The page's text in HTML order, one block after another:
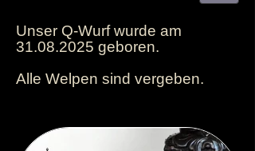
Unser Q-Wurf wurde am
31.08.2025 geboren.
Alle Welpen sind vergeben.